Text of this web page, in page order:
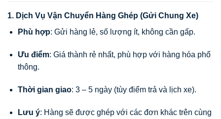
1. Dịch Vụ Vận Chuyển Hàng Ghép (Gửi Chung Xe)
Phù hợp: Gửi hàng lẻ, số lượng ít, không cần gấp.
Ưu điểm: Giá thành rẻ nhất, phù hợp với hàng hóa phổ
thông.
Thời gian giao: 3 – 5 ngày (tùy điểm trả và lịch xe).
Lưu ý: Hàng sẽ được ghép với các đơn khác trên cùng